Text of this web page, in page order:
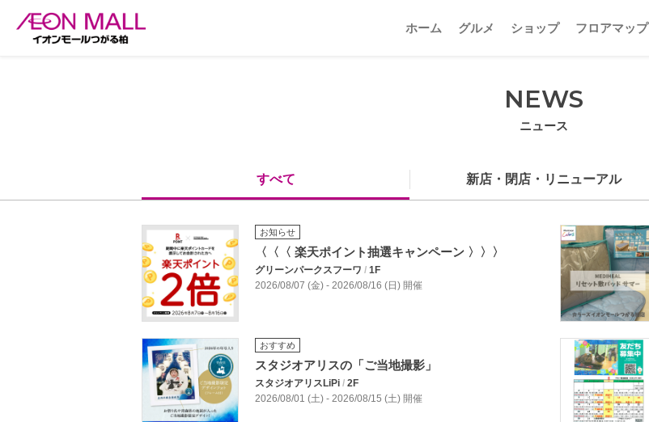
ホーム グルメ ショップ フロアマップ
NEWS
ニュース
すべて 新店・閉店・リニューアル
お知らせ
〈〈〈 楽天ポイント抽選キャンペーン 〉〉〉
グリーンパークスフーワ / 1F
2026/08/07 (金) - 2026/08/16 (日) 開催
おすすめ
スタジオアリスの「ご当地撮影」
スタジオアリスLiPi / 2F
2026/08/01 (土) - 2026/08/15 (土) 開催